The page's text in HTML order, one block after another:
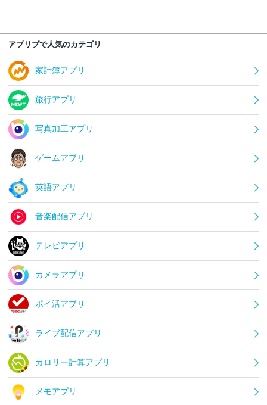
アプリブで人気のカテゴリ
家計簿アプリ
旅行アプリ
写真加工アプリ
ゲームアプリ
英語アプリ
音楽配信アプリ
テレビアプリ
カメラアプリ
ポイ活アプリ
ライブ配信アプリ
カロリー計算アプリ
メモアプリ